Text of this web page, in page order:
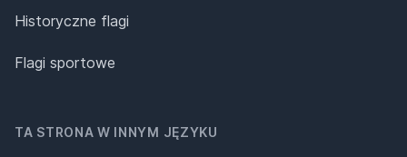
Historyczne flagi
Flagi sportowe
TA STRONA W INNYM JĘZYKU